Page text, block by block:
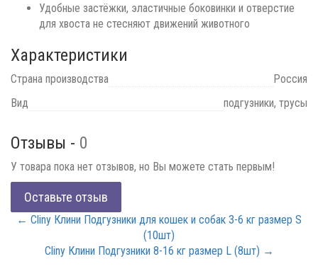
Удобные застёжки, эластичные боковинки и отверстие
для хвоста не стесняют движений животного
Характеристики
Страна производства
Россия
Вид
подгузники, трусы
Отзывы - 0
У товара пока нет отзывов, но Вы можете стать первым!
Оставьте отзыв
← Cliny Клини Подгузники для кошек и собак 3-6 кг размер S
(10шт)
Cliny Клини Подгузники 8-16 кг размер L (8шт) →